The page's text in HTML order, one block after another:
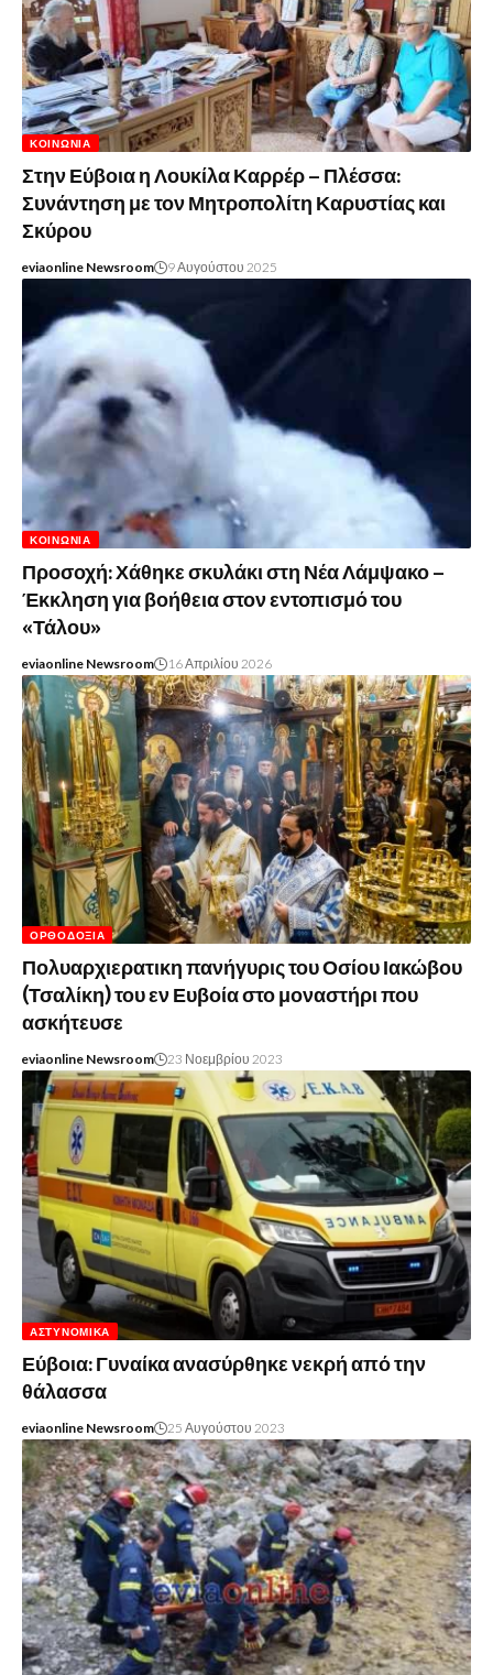
ΚΟΙΝΩΝΊΑ
Στην Εύβοια η Λουκίλα Καρρέρ – Πλέσσα:
Συνάντηση με τον Μητροπολίτη Καρυστίας και
Σκύρου
eviaonline Newsroom 9 Αυγούστου 2025
ΚΟΙΝΩΝΊΑ
Προσοχή: Χάθηκε σκυλάκι στη Νέα Λάμψακο –
Έκκληση για βοήθεια στον εντοπισμό του
«Τάλου»
eviaonline Newsroom 16 Απριλίου 2026
ΟΡΘΟΔΟΞΊΑ
Πολυαρχιερατικη πανήγυρις του Οσίου Ιακώβου
(Τσαλίκη) του εν Ευβοία στο μοναστήρι που
ασκήτευσε
eviaonline Newsroom 23 Νοεμβρίου 2023
ΑΣΤΥΝΟΜΙΚΆ
Εύβοια: Γυναίκα ανασύρθηκε νεκρή από την
θάλασσα
eviaonline Newsroom 25 Αυγούστου 2023